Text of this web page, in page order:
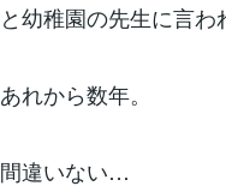
と幼稚園の先生に言わ
あれから数年。
間違いない…